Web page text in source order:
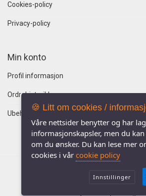
Cookies-policy
Privacy-policy
Min konto
Profil informasjon
Ordrehistorikk
Ubehandlede ordre
🍪 Litt om cookies /
Våre nettsider benytter og har
informasjonskapsler, men du
om du ønsker. Du kan lese mer
cookies i vår cookie policy
Innstillinger